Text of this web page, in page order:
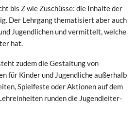
bis Z wie Zuschüsse: die Inhalte der
Der Lehrgang thematisiert aber auch
Jugendlichen und vermittelt, welche
hat.
zudem die Gestaltung von
für Kinder und Jugendliche außerhalb
Spielfeste oder Aktionen auf dem
runden die Jugendleiter-